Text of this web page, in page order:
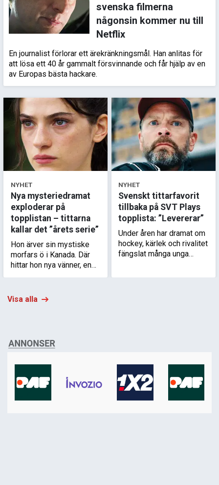
svenska filmerna
någonsin kommer nu till
Netflix
En journalist förlorar ett ärekränkningsmål. Han anlitas för
att lösa ett 40 år gammalt försvinnande och får hjälp av en
av Europas bästa hackare.
NYHET
Svenskt tittarfavorit
tillbaka på SVT Plays
topplista: ”Levererar”
Under åren har dramat om
hockey, kärlek och rivalitet
fängslat många unga
NYHET
Nya mysteriedramat
exploderar på
topplistan – tittarna
kallar det ”årets serie”
Hon ärver sin mystiske
morfars ö i Kanada. Där
hittar hon nya vänner, en
förändrar allt hon trodde
Visa alla